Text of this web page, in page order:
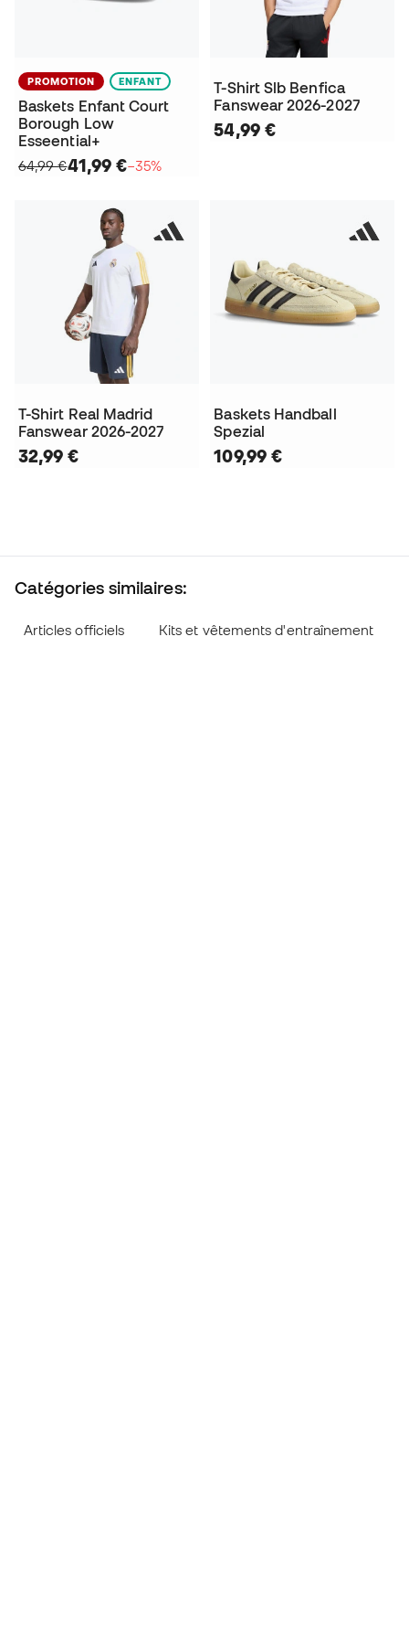
PROMOTION ENFANT
Baskets Enfant Court
Borough Low
Esseential+
64,99 €41,99 €−35%
T-Shirt Slb Benfica
Fanswear 2026-2027
54,99 €
T-Shirt Real Madrid
Fanswear 2026-2027
32,99 €
Baskets Handball
Spezial
109,99 €
Catégories similaires:
Articles officiels Kits et vêtements d'entraînement